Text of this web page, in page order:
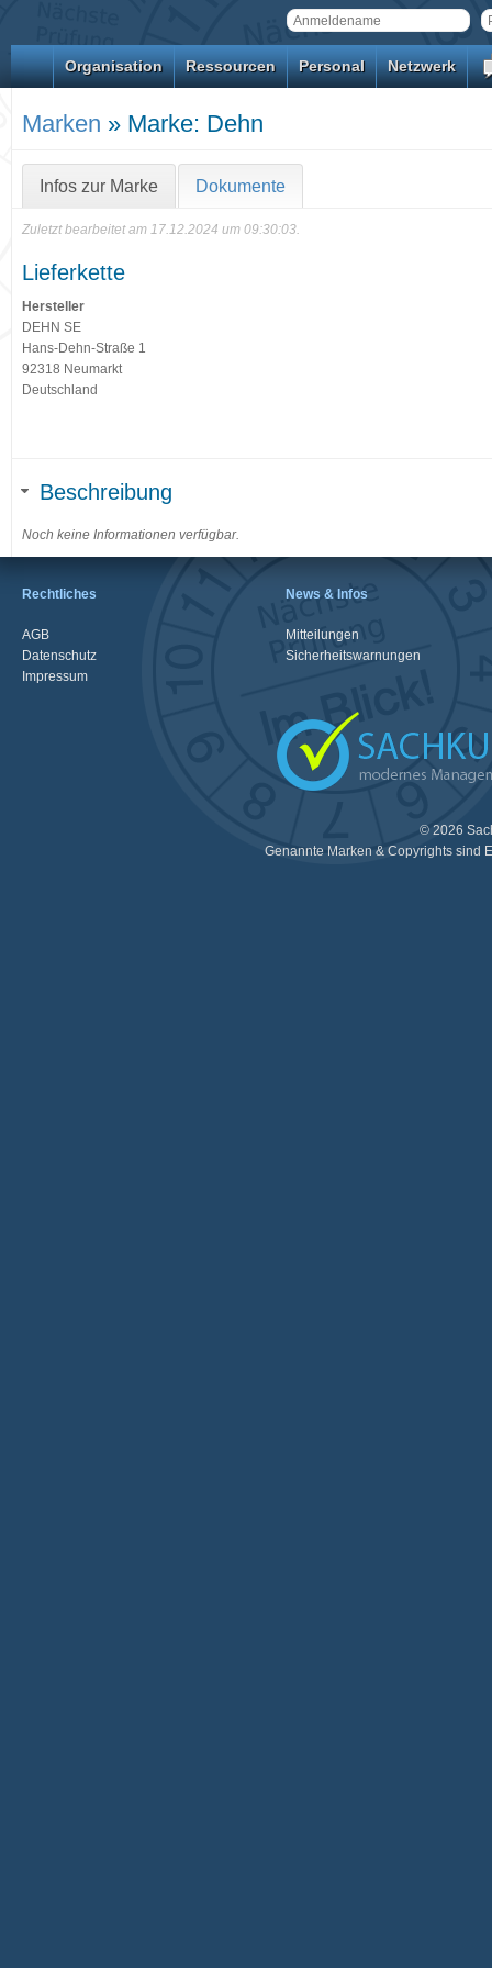
Organisation Ressourcen Personal Netzwerk
Marken » Marke: Dehn
Infos zur Marke Dokumente
Zuletzt bearbeitet am 17.12.2024 um 09:30:03.
Lieferkette
Hersteller
DEHN SE
Hans-Dehn-Straße 1
92318 Neumarkt
Deutschland
Beschreibung
Noch keine Informationen verfügbar.
Rechtliches
AGB
Datenschutz
Impressum
News & Infos
Mitteilungen
Sicherheitswarnungen
© 2026
Genannte Marken & Copyrights sind